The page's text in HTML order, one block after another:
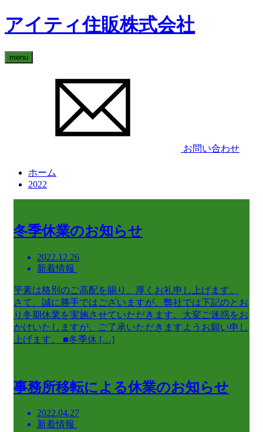
アイティ住販株式会社
menu
お問い合わせ
ホーム
2022
冬季休業のお知らせ
2022.12.26
新着情報
平素は格別のご高配を賜り、厚くお礼申し上げます。
さて、誠に勝手ではございますが、弊社では下記のとお
り冬期休業を実施させていただきます。大変ご迷惑をお
かけいたしますが、ご了承いただきますようお願い申し
上げます。 ■冬季休 […]
事務所移転による休業のお知らせ
2022.04.27
新着情報